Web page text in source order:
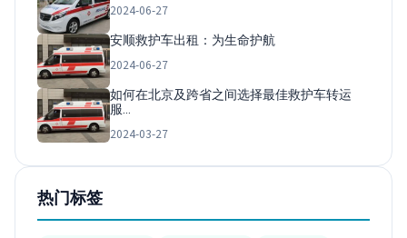
2024-06-27
安顺救护车出租：为生命护航
2024-06-27
如何在北京及跨省之间选择最佳救护车转运
服…
2024-03-27
热门标签